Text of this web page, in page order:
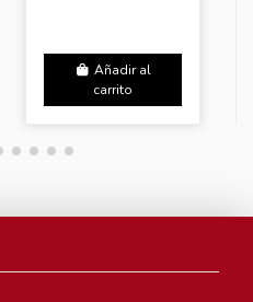
Añadir al
carrito